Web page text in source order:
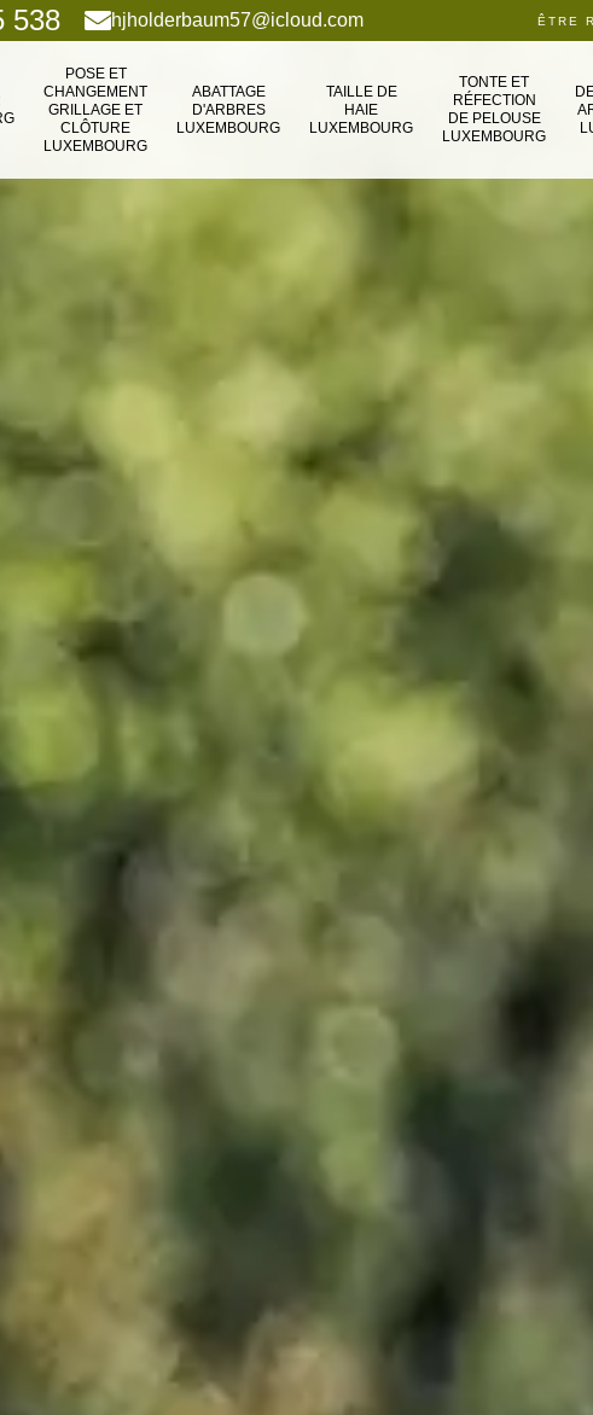
538 hjholderbaum57@icloud.com ÊTRE
POSE ET
CHANGEMENT
GRILLAGE ET
CLÔTURE
LUXEMBOURG
ABATTAGE
D'ARBRES
LUXEMBOURG
TAILLE DE
HAIE
LUXEMBOURG
TONTE ET
RÉFECTION
DE PELOUSE
LUXEMBOURG